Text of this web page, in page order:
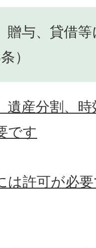
贈与、貸借
）
遺産分割、
です
は許可が必